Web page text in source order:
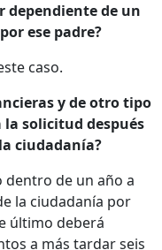
dependiente de un
ese padre?
caso.
y de otro tipo
solicitud después
ciudadanía?
dentro de un año a
la ciudadanía por
último deberá
a más tardar seis